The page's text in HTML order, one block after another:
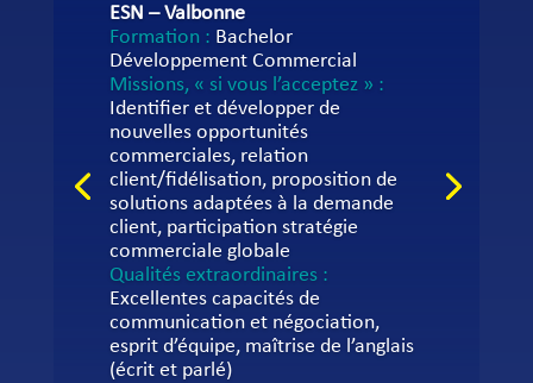
ESN – Valbonne
Formation : Bachelor
Développement Commercial
Missions, « si vous l’acceptez » :
Identifier et développer de
nouvelles opportunités
commerciales, relation
client/fidélisation, proposition de
solutions adaptées à la demande
client, participation stratégie
commerciale globale
Qualités extraordinaires :
Excellentes capacités de
communication et négociation,
esprit d’équipe, maîtrise de l’anglais
(écrit et parlé)